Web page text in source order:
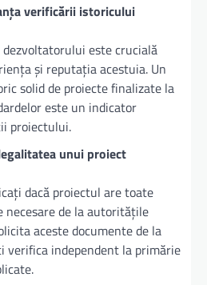
verificării istoricului
este crucială
și reputația acestuia. Un
solid de proiecte finalizate la
este un indicator
proiectului.
unui proiect
dacă proiectul are toate
de la autoritățile
aceste documente de la
verifica independent la primărie